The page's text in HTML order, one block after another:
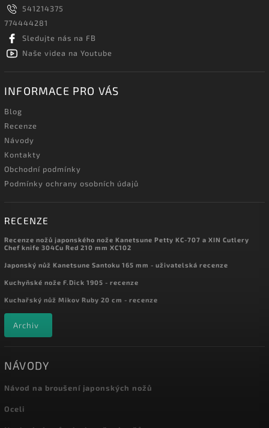
541214375
774444281
Sledujte nás na FB
Naše videa na Youtube
INFORMACE PRO VÁS
Blog
Recenze
Návody
Kontakty
Obchodní podmínky
Podmínky ochrany osobních údajů
RECENZE
Recenze nožů japonského nože Kanetsune Petty KC-707 a XIN Cutlery
Chef knife 304Cu Red 210 mm XC102
Japonský nůž Kanetsune Santoku 165 mm - uživatelská recenze
Kuchyňské nože F.Dick 1905 - recenze
Kuchařský nůž Mikov Ruby 20 cm - recenze
Archiv
NÁVODY
Návod na broušení japonských nožů
Oceli